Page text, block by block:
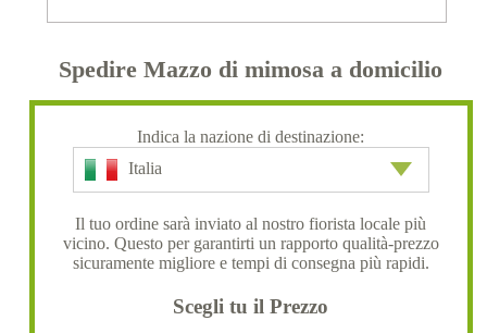
Spedire Mazzo di mimosa a domicilio
Indica la nazione di destinazione:
Italia
Il tuo ordine sarà inviato al nostro fiorista locale più
vicino. Questo per garantirti un rapporto qualità-prezzo
sicuramente migliore e tempi di consegna più rapidi.
Scegli tu il Prezzo